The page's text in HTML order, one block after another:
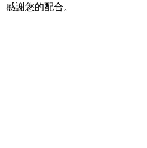
感謝您的配合。